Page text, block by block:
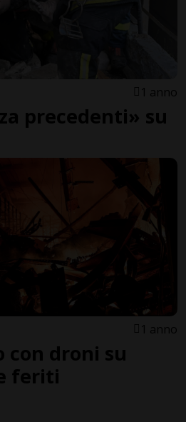
1 anno
precedenti» su
1 anno
con droni su
feriti